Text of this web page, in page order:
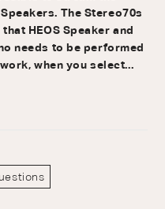
The Stereo70s
HEOS Speaker and
needs to be performed
when you select...